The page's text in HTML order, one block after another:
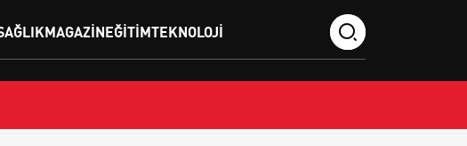
MAGAZINEĞITIMTEKNOLOJI